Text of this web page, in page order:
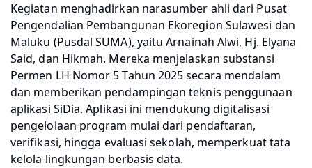
Kegiatan menghadirkan narasumber ahli dari Pusat
Pengendalian Pembangunan Ekoregion Sulawesi dan
Maluku (Pusdal SUMA), yaitu Arnainah Alwi, Hj. Elyana
Said, dan Hikmah. Mereka menjelaskan substansi
Permen LH Nomor 5 Tahun 2025 secara mendalam
dan memberikan pendampingan teknis penggunaan
aplikasi SiDia. Aplikasi ini mendukung digitalisasi
pengelolaan program mulai dari pendaftaran,
verifikasi, hingga evaluasi sekolah, memperkuat tata
kelola lingkungan berbasis data.